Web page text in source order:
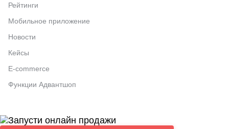
Рейтинги
Мобильное приложение
Новости
Кейсы
E-commerce
Функции Адвантшоп